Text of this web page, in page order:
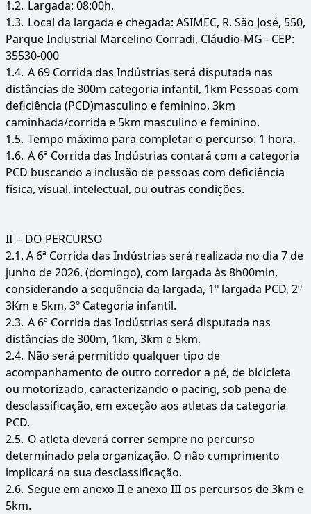
1.2. Largada: 08:00h.
1.3. Local da largada e chegada: ASIMEC, R. São José, 550,
Parque Industrial Marcelino Corradi, Cláudio-MG - CEP:
35530-000
1.4. A 69 Corrida das Indústrias será disputada nas
distâncias de 300m categoria infantil, 1km Pessoas com
deficiência (PCD)masculino e feminino, 3km
caminhada/corrida e 5km masculino e feminino.
1.5. Tempo máximo para completar o percurso: 1 hora.
1.6. A 6ª Corrida das Indústrias contará com a categoria
PCD buscando a inclusão de pessoas com deficiência
física, visual, intelectual, ou outras condições.
II – DO PERCURSO
2.1. A 6ª Corrida das Indústrias será realizada no dia 7 de
junho de 2026, (domingo), com largada às 8h00min,
considerando a sequência da largada, 1º largada PCD, 2º
3Km e 5km, 3º Categoria infantil.
2.3. A 6ª Corrida das Indústrias será disputada nas
distâncias de 300m, 1km, 3km e 5km.
2.4. Não será permitido qualquer tipo de
acompanhamento de outro corredor a pé, de bicicleta
ou motorizado, caracterizando o pacing, sob pena de
desclassificação, em exceção aos atletas da categoria
PCD.
2.5. O atleta deverá correr sempre no percurso
determinado pela organização. O não cumprimento
implicará na sua desclassificação.
2.6. Segue em anexo II e anexo III os percursos de 3km e
5km.